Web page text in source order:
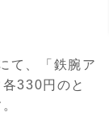
て、「鉄腕ア
330円のと